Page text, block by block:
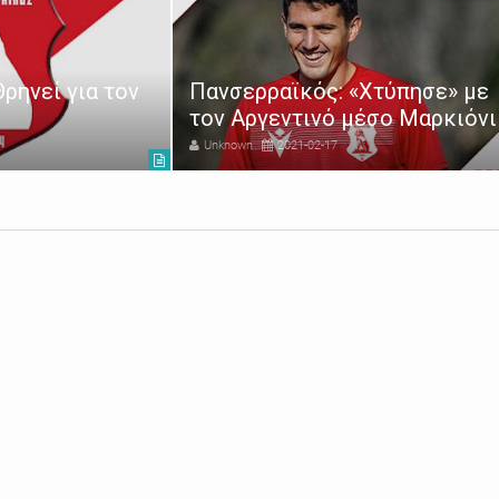
με
Μαρκιόνι
Στη Ριζούπολη το
Παναθηναϊκός Β' –
Πανσερραϊκός
Unknown 2022-11-30